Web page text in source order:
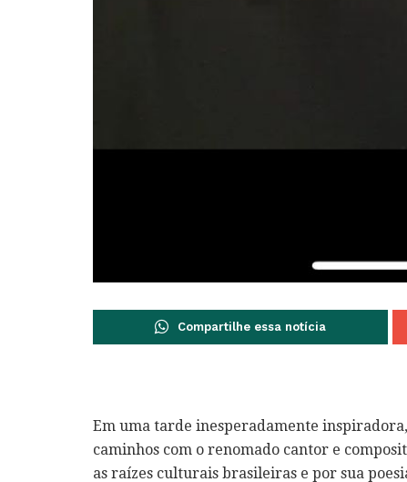
Compartilhe essa notícia
Em uma tarde inesperadamente
caminhos com o renomado cantor e
as raízes culturais brasileiras e por sua